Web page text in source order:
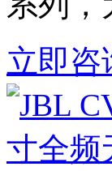
立即咨